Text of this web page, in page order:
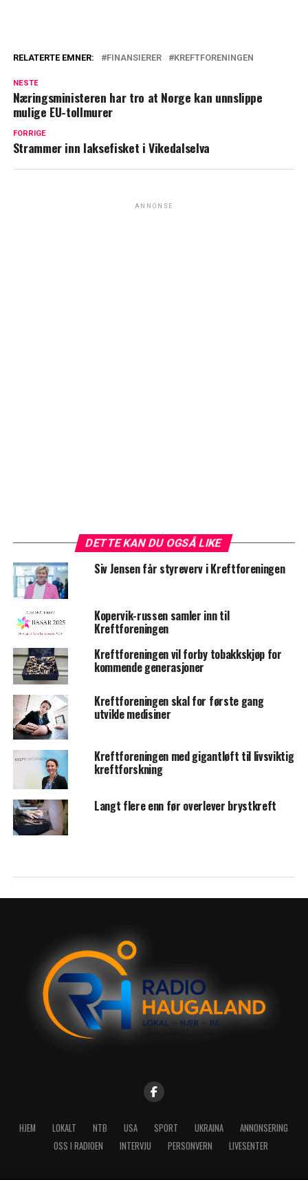
RELATERTE EMNER: FINANSIERER KREFTFORENINGEN
NESTE
Næringsministeren har tro at Norge kan unnslippe
mulige EU-tollmurer
FORRIGE
Strammer inn laksefisket i Vikedalselva
ANNONSE
DETTE KAN DU OGSÅ LIKE
Siv Jensen får styreverv i Kreftforeningen
Kopervik-russen samler inn til
Kreftforeningen
Kreftforeningen vil forby tobakkskjøp for
kommende generasjoner
Kreftforeningen skal for første gang
utvikle medisiner
Kreftforeningen med gigantløft til livsviktig
kreftforskning
Langt flere enn før overlever brystkreft
HJEM LOKALT NTB USA SPORT UKRAINA
ANNONSERING
OSS I RADIOEN
INTERVJU PERSONVERN LIVESENTER